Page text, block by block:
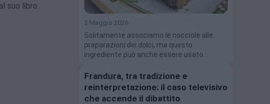
suo libro
2 Maggio 2026
Solitamente associamo le nocciole alle
preparazioni dei dolci, ma questo
ingrediente può anche essere usato…
Frandura, tra tradizione e
reinterpretazione: il caso televisivo
che accende il dibattito